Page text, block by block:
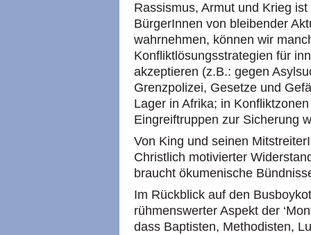
Rassismus, Armut und Krieg
BürgerInnen von bleibender
wahrnehmen, können wir
Konfliktlösungsstrategien für
akzeptieren (z.B.: gegen
Grenzpolizei, Gesetze und
Lager in Afrika; in
Eingreiftruppen zur Sicherung
Von King und seinen
Christlich motivierter
braucht ökumenische
Im Rückblick auf den
rühmenswerter Aspekt der
dass Baptisten, Methodisten,